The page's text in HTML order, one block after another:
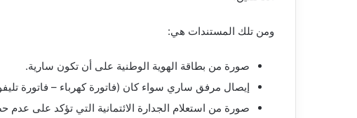
ومن تلك المستندات هي:
صورة من بطاقة الهوية الوطنية على أن تكون سارية.
إيصال مرفق ساري سواء كان (فاتورة كهرباء – فاتورة
صورة من استعلام الجدارة الائتمانية التي تؤكد على